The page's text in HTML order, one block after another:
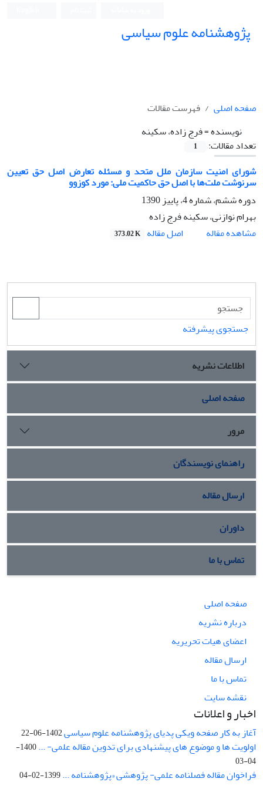
پژوهشنامه علوم سیاسی
صفحه اصلی
فهرست مقالات
نویسنده =فرج زاده، سکینه
تعداد مقالات:
1
شورای امنیت سازمان ملل متحد و مسئله تعارض اصل حق تعیین
سرنوشت ملت‌ها با اصل حق حاکمیت ملی: مورد کوزوو
دوره ششم، َشماره 4، پاییز 1390
بهرام نوازنی، سکینه فرج زاده
مشاهده مقاله
اصل مقاله 373.02 K
جستجوی پیشرفته
اطلاعات نشریه
صفحه اصلی
مرور
راهنمای نویسندگان
ارسال مقاله
داوران
تماس با ما
صفحه اصلی
درباره نشریه
اعضای هیات تحریریه
ارسال مقاله
تماس با ما
نقشه سایت
اخبار و اعلانات
آغاز به کار صفحه ویکی پدیای پژوهشنامه علوم سیاسی1402-06-22
اولویت ها و موضوع های پیشنهادی برای تدوین مقاله علمی- ...
1400-
04-03
فراخوان مقاله فصلنامه علمی- پژوهشی «پژوهشنامه ...1399-02-04